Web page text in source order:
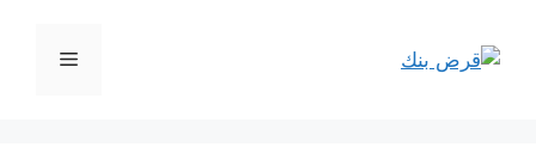
المحتوى
القائمة